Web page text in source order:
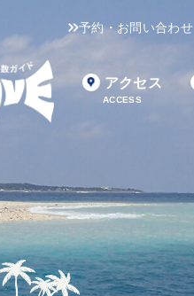
予約・お問い合わせ
アクセス
ACCESS